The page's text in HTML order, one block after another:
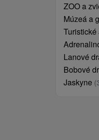
ZOO a
Múzeá a
Turistické
Lanové
Bobové
Jaskyne